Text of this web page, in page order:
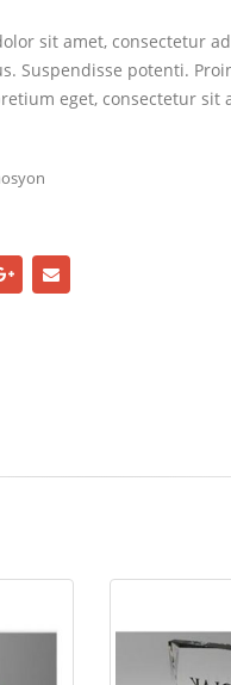
sit amet, consectetur
Suspendisse potenti.
eget, consectetur sit